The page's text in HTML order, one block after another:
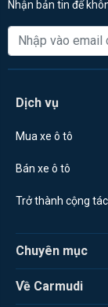
Nhận bản tin để
Dịch vụ
Mua xe ô tô
Bán xe ô tô
Trở thành cộng
Chuyên mục
Về Carmudi